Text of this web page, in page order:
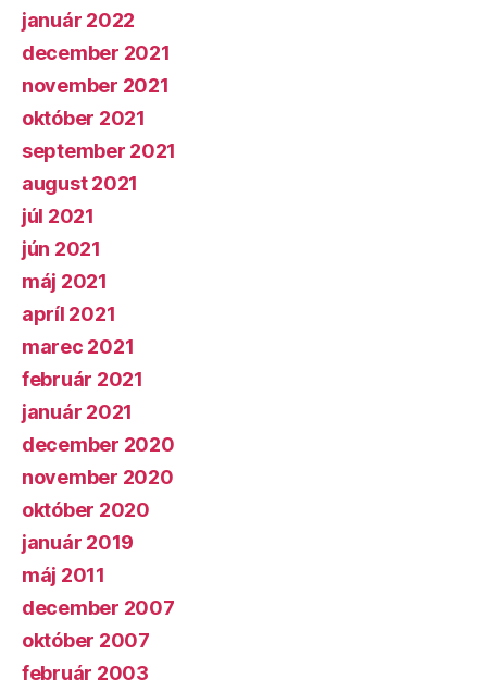
január 2022
december 2021
november 2021
október 2021
september 2021
august 2021
júl 2021
jún 2021
máj 2021
apríl 2021
marec 2021
február 2021
január 2021
december 2020
november 2020
október 2020
január 2019
máj 2011
december 2007
október 2007
február 2003